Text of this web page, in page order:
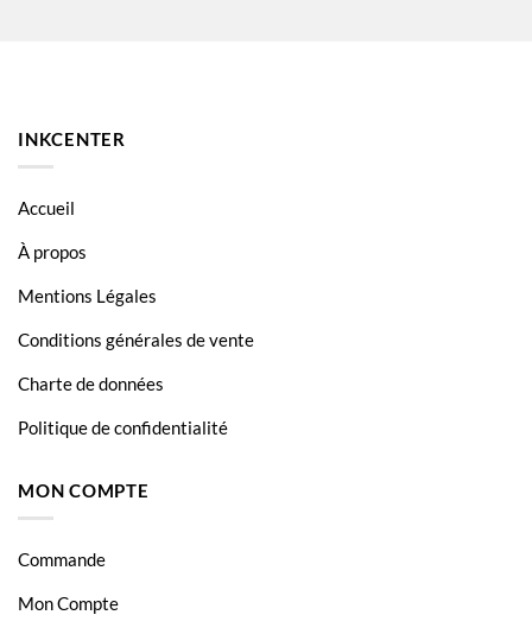
INKCENTER
Accueil
À propos
Mentions Légales
Conditions générales de vente
Charte de données
Politique de confidentialité
MON COMPTE
Commande
Mon Compte